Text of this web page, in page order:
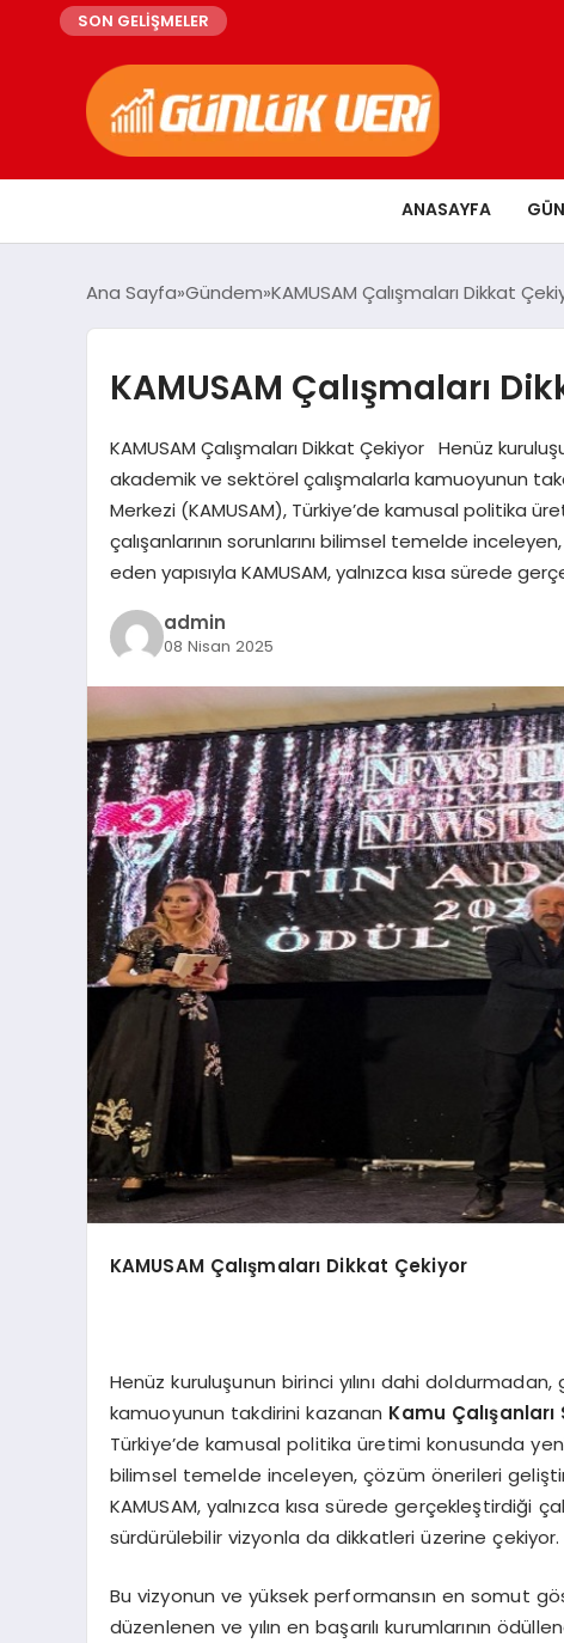
SON GELİŞMELER
ANASAYFA
Ana Sayfa Gündem KAMUSAM Çalışmaları Dikkat
KAMUSAM Çalışmaları
KAMUSAM Çalışmaları Dikkat Çekiyor Henüz
akademik ve sektörel çalışmalarla kamuoyunun
Merkezi (KAMUSAM), Türkiye’de kamusal politika
çalışanlarının sorunlarını bilimsel temelde
eden yapısıyla KAMUSAM, yalnızca kısa sürede
admin
08 Nisan 2025
KAMUSAM Çalışmaları Dikkat Çekiyor
Henüz kuruluşunun birinci yılını dahi
kamuoyunun takdirini kazanan Kamu
Türkiye’de kamusal politika üretimi konusunda
bilimsel temelde inceleyen, çözüm önerileri
KAMUSAM, yalnızca kısa sürede gerçekleştirdiği
sürdürülebilir vizyonla da dikkatleri üzerine çekiyor.
Bu vizyonun ve yüksek performansın en somut
düzenlenen ve yılın en başarılı kurumlarının